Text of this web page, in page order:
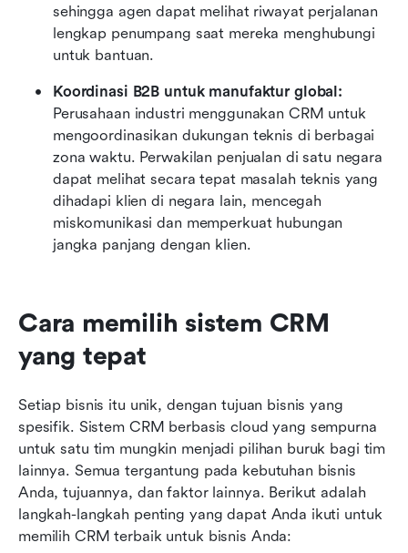
sehingga agen dapat melihat riwayat perjalanan
lengkap penumpang saat mereka menghubungi
untuk bantuan.
Koordinasi B2B untuk manufaktur global:
Perusahaan industri menggunakan CRM untuk
mengoordinasikan dukungan teknis di berbagai
zona waktu. Perwakilan penjualan di satu negara
dapat melihat secara tepat masalah teknis yang
dihadapi klien di negara lain, mencegah
miskomunikasi dan memperkuat hubungan
jangka panjang dengan klien.
Cara memilih sistem CRM
yang tepat
Setiap bisnis itu unik, dengan tujuan bisnis yang
spesifik. Sistem CRM berbasis cloud yang sempurna
untuk satu tim mungkin menjadi pilihan buruk bagi tim
lainnya. Semua tergantung pada kebutuhan bisnis
Anda, tujuannya, dan faktor lainnya. Berikut adalah
langkah-langkah penting yang dapat Anda ikuti untuk
memilih CRM terbaik untuk bisnis Anda: